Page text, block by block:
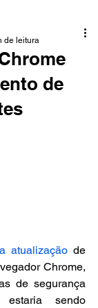
de
de leitura
atualização de
Chrome,
de segurança
sendo